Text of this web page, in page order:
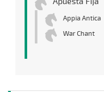
Appia Antica
War Chant